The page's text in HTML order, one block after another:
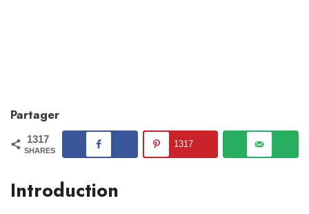
Partager
1317
SHARES
1317
Introduction